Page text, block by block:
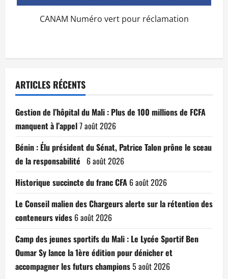
CANAM Numéro vert pour réclamation
ARTICLES RÉCENTS
Gestion de l’hôpital du Mali : Plus de 100 millions de FCFA
manquent à l’appel7 août 2026
Bénin : Élu président du Sénat, Patrice Talon prône le sceau
de la responsabilité 6 août 2026
Historique succincte du franc CFA 6 août 2026
Le Conseil malien des Chargeurs alerte sur la rétention des
conteneurs vides 6 août 2026
Camp des jeunes sportifs du Mali : Le Lycée Sportif Ben
Oumar Sy lance la 1ère édition pour dénicher et
accompagner les futurs champions5 août 2026